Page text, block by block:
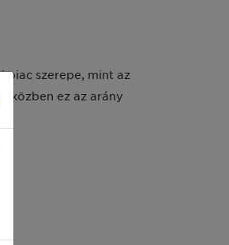
piac szerepe, mint az
ez az arány